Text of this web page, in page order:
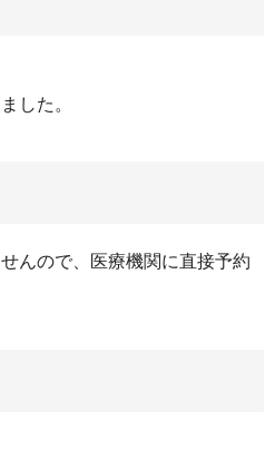
した。
んので、医療機関に直接予約